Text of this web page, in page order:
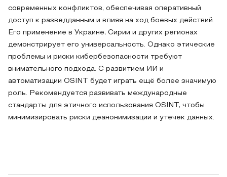
современных конфликтов, обеспечивая оперативный
доступ к разведданным и влияя на ход боевых действий.
Его применение в Украине, Сирии и других регионах
демонстрирует его универсальность. Однако этические
проблемы и риски кибербезопасности требуют
внимательного подхода. С развитием ИИ и
автоматизации OSINT будет играть ещё более значимую
роль. Рекомендуется развивать международные
стандарты для этичного использования OSINT, чтобы
минимизировать риски деанонимизации и утечек данных.